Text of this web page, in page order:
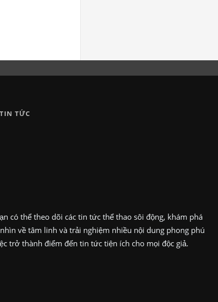
TIN TỨC
có thể theo dõi các tin tức thể thao sôi động, khám phá
về tâm linh và trải nghiệm nhiều nội dung phong phú
trở thành điểm đến tin tức tiện ích cho mọi độc giả.